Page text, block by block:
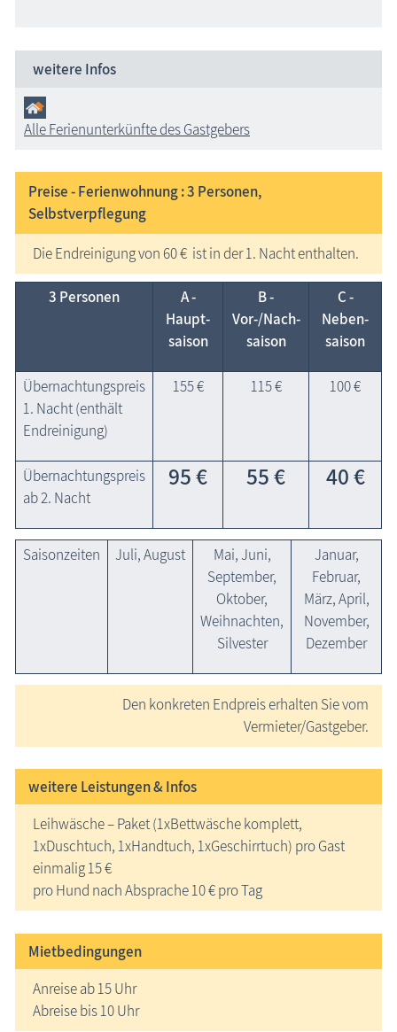
weitere Infos
Alle Ferienunterkünfte des Gastgebers
Preise - Ferienwohnung : 3 Personen,
Selbstverpflegung
Die Endreinigung von 60 € ist in der 1. Nacht enthalten.
3 Personen
A -
Haupt­
saison
B -
Vor-/Nach­
saison
C -
Neben­
saison
Übernachtungspreis
1. Nacht (enthält
Endreinigung)
155 € 115 € 100 €
Übernachtungspreis
ab 2. Nacht
95 € 55 € 40 €
Saisonzeiten Juli, August
Mai, Juni,
September,
Oktober,
Weihnachten,
Silvester
Januar,
Februar,
März, April,
November,
Dezember
Den konkreten Endpreis erhalten Sie vom
Vermieter/Gastgeber.
weitere Leistungen & Infos
Leihwäsche – Paket (1xBettwäsche komplett,
1xDuschtuch, 1xHandtuch, 1xGeschirrtuch) pro Gast
einmalig 15 €
pro Hund nach Absprache 10 € pro Tag
Mietbedingungen
Anreise ab 15 Uhr
Abreise bis 10 Uhr